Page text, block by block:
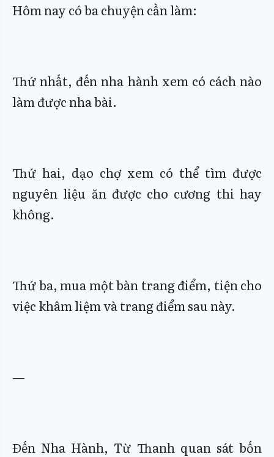
Hôm nay có ba chuyện cần làm:
Thứ nhất, đến nha hành xem có cách nào
làm được nha bài.
Thứ hai, dạo chợ xem có thể tìm được
nguyên liệu ăn được cho cương thi hay
không.
Thứ ba, mua một bàn trang điểm, tiện cho
việc khâm liệm và trang điểm sau này.
—
Đến Nha Hành, Từ Thanh quan sát bốn